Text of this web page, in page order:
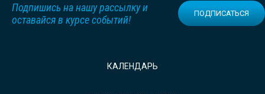
Подпишись на нашу рассылку и
оставайся в курсе событий!
ПОДПИСАТЬСЯ
КАЛЕНДАРЬ